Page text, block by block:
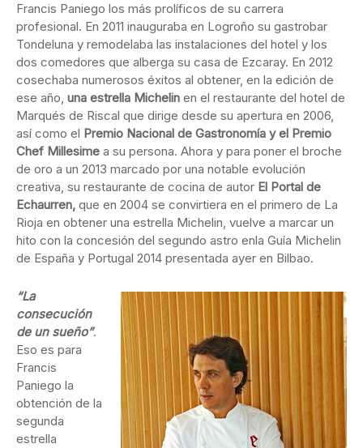
Francis Paniego los más prolíficos de su carrera
profesional. En 2011 inauguraba en Logroño su gastrobar
Tondeluna y remodelaba las instalaciones del hotel y los
dos comedores que alberga su casa de Ezcaray. En 2012
cosechaba numerosos éxitos al obtener, en la edición de
ese año, una estrella Michelin en el restaurante del hotel de
Marqués de Riscal que dirige desde su apertura en 2006,
así como el Premio Nacional de Gastronomía y el Premio
Chef Millesime a su persona. Ahora y para poner el broche
de oro a un 2013 marcado por una notable evolución
creativa, su restaurante de cocina de autor El Portal de
Echaurren, que en 2004 se convirtiera en el primero de La
Rioja en obtener una estrella Michelin, vuelve a marcar un
hito con la concesión del segundo astro enla Guía Michelin
de España y Portugal 2014 presentada ayer en Bilbao.
“La
consecución
de un sueño”.
Eso es para
Francis
Paniego la
obtención de la
segunda
estrella